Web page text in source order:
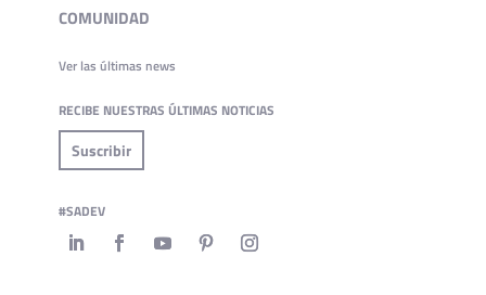
COMUNIDAD
Ver las últimas news
RECIBE NUESTRAS ÚLTIMAS NOTICIAS
Suscribir
#SADEV